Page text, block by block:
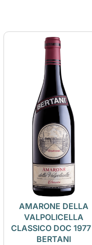
AMARONE DELLA
VALPOLICELLA
CLASSICO DOC 1977 |
BERTANI